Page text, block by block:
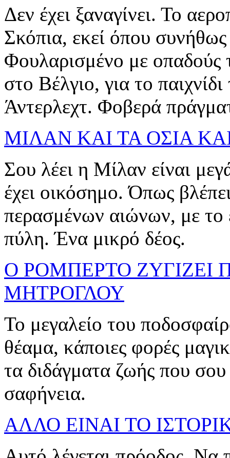
Δεν έχει ξαναγίνει. Το
Σκόπια, εκεί όπου
Φουλαρισμένο με οπαδούς
στο Βέλγιο, για το
Άντερλεχτ. Φοβερά
ΜΙΛΑΝ ΚΑΙ ΤΑ ΟΣΙΑ
Σου λέει η Μίλαν είναι
έχει οικόσημο. Όπως
περασμένων αιώνων, με το
πύλη. Ένα μικρό δέος.
Ο ΡΟΜΠΕΡΤΟ ΖΥΓΙΖΕΙ
ΜΗΤΡΟΓΛΟΥ
Το μεγαλείο του
θέαμα, κάποιες φορές
τα διδάγματα ζωής που
σαφήνεια.
ΑΛΛΟ ΕΙΝΑΙ ΤΟ